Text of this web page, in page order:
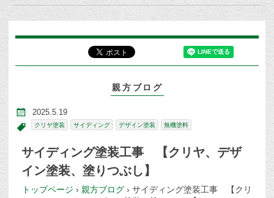
親方ブログ
2025.5.19
クリヤ塗装 サイディング デザイン塗装 無機塗料
サイディング塗装工事 【クリヤ、デザ
イン塗装、塗りつぶし】
トップページ › 親方ブログ › サイディング塗装工事 【クリ